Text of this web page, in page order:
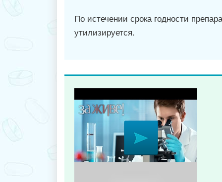
По истечении срока годности
утилизируется.